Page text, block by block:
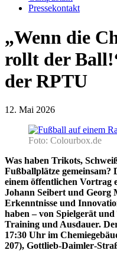
Pressekontakt
„Wenn die
rollt der
der RPTU
12. Mai 2026
Foto: Colourbox.de
Was haben Trikots,
Fußballplätze
einem öffentlichen Vortrag
Johann Seibert und Georg
Erkenntnisse und
haben – von Spielgerät
Training und Ausdauer.
17:30 Uhr im
207),